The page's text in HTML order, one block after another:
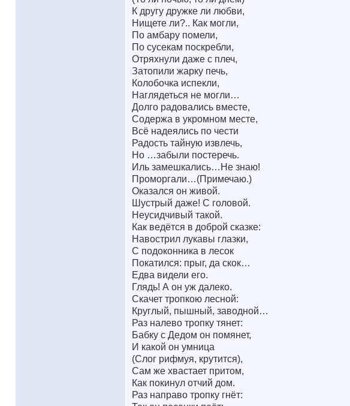
К другу дружке ли любви,
Нищете ли?.. Как могли,
По амбару помели,
По сусекам поскребли,
Отряхнули даже с плеч,
Затопили жарку печь,
Колобочка испекли,
Наглядеться не могли…
Долго радовались вместе,
Содержа в укромном месте,
Всё надеялись по чести
Радость тайную извлечь,
Но …забыли постеречь.
Иль замешкались…Не знаю!
Проморгали…(Примечаю.)
Оказался он живой.
Шустрый даже! С головой.
Неусидчивый такой.
Как ведётся в доброй сказке:
Навострил лукавы глазки,
С подоконника в лесок
Покатился: прыг, да скок…
Едва видели его.
Глядь! А он уж далеко.
Скачет тропкою лесной:
Круглый, пышный, заводной…
Раз налево тропку тянет:
Бабку с Дедом он помянет,
И какой он умница
(Слог рифмуя, крутится),
Сам же хвастает притом,
Как покинул отчий дом.
Раз направо тропку гнёт: